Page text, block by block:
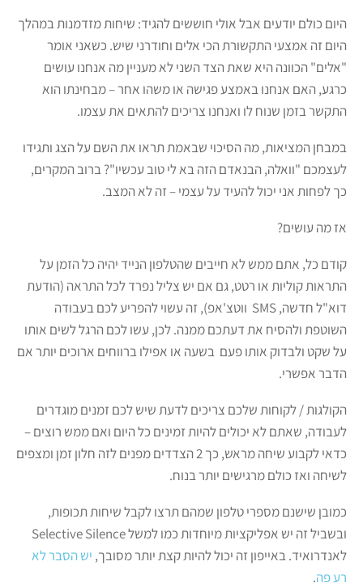
היום כולם יודעים אבל אולי חוששים להגיד: שיחות מזדמנות במהלך
היום זה אמצעי התקשורת הכי אלים וחודרני שיש. כשאני אומר
"אלים" הכוונה היא שאת הצד השני לא מעניין מה אנחנו עושים
כרגע, האם אנחנו באמצע פגישה או משהו אחר – מבחינתו הוא
התקשר בזמן שנוח לו ואנחנו צריכים להתאים את עצמו.
במבחן המציאות, מה הסיכוי שבאמת תראו את השם על הצג ותגידו
לעצמכם "וואלה, הבנאדם הזה בא לי טוב עכשיו"? ברוב המקרים,
כך לפחות אני יכול להעיד על עצמי – זה לא המצב.
אז מה עושים?
קודם כל, אתם ממש לא חייבים שהטלפון הנייד יהיה כל הזמן על
התראות קוליות או רטט, גם אם יש צליל נפרד לכל התראה (הודעת
דוא"ל חדשה, SMS ווטצ'אפ), זה עשוי להפריע לכם בעבודה
השוטפת ולהסיח את דעתכם ממנה. לכן, עשו לכם הרגל לשים אותו
על שקט ולבדוק אותו פעם בשעה או אפילו ברווחים ארוכים יותר אם
הדבר אפשרי.
הקולגות / לקוחות שלכם צריכים לדעת שיש לכם זמנים מוגדרים
לעבודה, שאתם לא יכולים להיות זמינים כל היום ואם ממש רוצים –
כדאי לקבוע שיחה מראש, כך 2 הצדדים מפנים לזה חלון זמן ומצפים
לשיחה ואז כולם מרגישים יותר בנוח.
כמובן שישנם מספרי טלפון שמהם תרצו לקבל שיחות תכופות,
ובשביל זה יש אפליקציות מיוחדות כמו למשל Selective Silence
לאנדרואיד. באייפון זה יכול להיות קצת יותר מסובך, יש הסבר לא
רע פה.